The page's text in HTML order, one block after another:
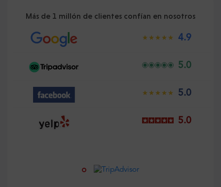
Más de 1 millón de clientes confían en nosotros
4.9
5.0
5.0
5.0